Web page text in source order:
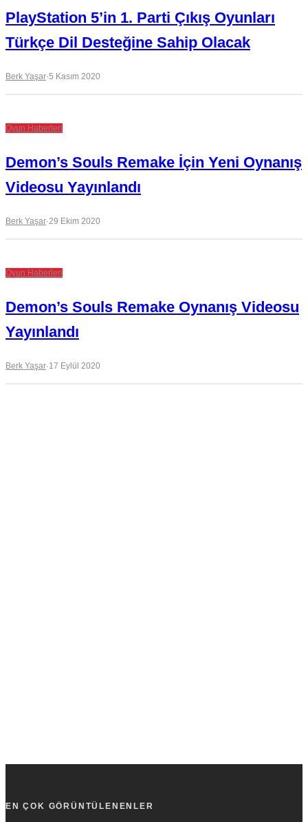
PlayStation 5’in 1. Parti Çıkış Oyunları
Türkçe Dil Desteğine Sahip Olacak
Berk Yaşar·5 Kasım 2020
Oyun Haberleri
Demon’s Souls Remake İçin Yeni Oynanış
Videosu Yayınlandı
Berk Yaşar·29 Ekim 2020
Oyun Haberleri
Demon’s Souls Remake Oynanış Videosu
Yayınlandı
Berk Yaşar·17 Eylül 2020
EN ÇOK GÖRÜNTÜLENENLER